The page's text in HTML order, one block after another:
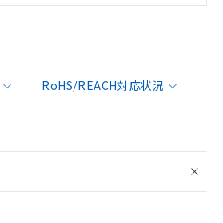
RoHS/REACH対応状況